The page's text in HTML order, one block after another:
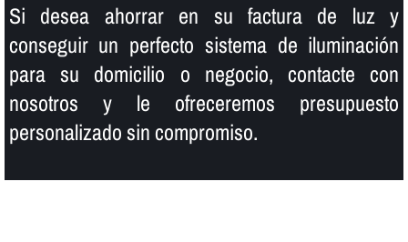
Si desea ahorrar en su factura de luz y
conseguir un perfecto sistema de iluminación
para su domicilio o negocio, contacte con
nosotros y le ofreceremos presupuesto
personalizado sin compromiso.